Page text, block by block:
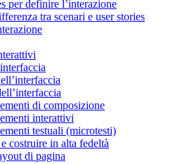
per definire l’interazione
tra scenari e user stories
di composizione
interattivi
testuali (microtesti)
costruire in alta fedeltà
di pagina